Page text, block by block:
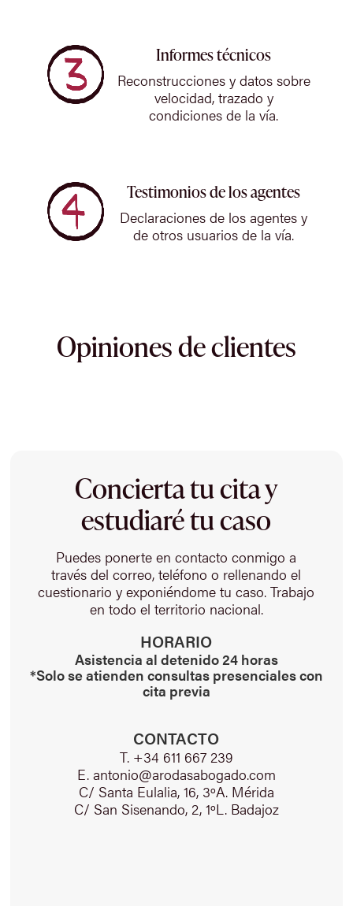
Informes técnicos
Reconstrucciones y datos sobre
velocidad, trazado y
condiciones de la vía.
Testimonios de los agentes
Declaraciones de los agentes y
de otros usuarios de la vía.
Opiniones de clientes
Concierta tu cita y
estudiaré tu caso
Puedes ponerte en contacto conmigo a
través del correo, teléfono o rellenando el
cuestionario y exponiéndome tu caso. Trabajo
en todo el territorio nacional.
HORARIO
Asistencia al detenido 24 horas
*Solo se atienden consultas presenciales con
cita previa
CONTACTO
T. +34 611 667 239
E. antonio@arodasabogado.com
C/ Santa Eulalia, 16, 3ºA. Mérida
C/ San Sisenando, 2, 1ºL. Badajoz